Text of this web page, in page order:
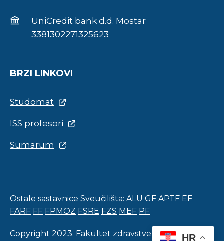
UniCredit bank d.d. Mostar
3381302271325623
BRZI LINKOVI
Studomat
ISS profesori
Sumarum
Ostale sastavnice Sveučilišta: ALU GF APTF EF
FARF FF FPMOZ FSRE FZS MEF PF
Copyright 2023. Fakultet zdravstvenih studija.
HR